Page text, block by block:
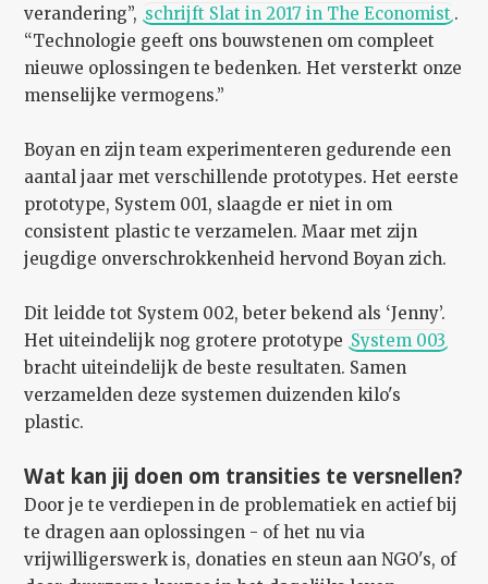
verandering”, schrijft Slat in 2017 in The Economist .
“Technologie geeft ons bouwstenen om compleet
nieuwe oplossingen te bedenken. Het versterkt onze
menselijke vermogens.”
Boyan en zijn team experimenteren gedurende een
aantal jaar met verschillende prototypes. Het eerste
prototype, System 001, slaagde er niet in om
consistent plastic te verzamelen. Maar met zijn
jeugdige onverschrokkenheid hervond Boyan zich.
Dit leidde tot System 002, beter bekend als ‘Jenny’.
Het uiteindelijk nog grotere prototype System 003
bracht uiteindelijk de beste resultaten. Samen
verzamelden deze systemen duizenden kilo's
plastic.
Wat kan jij doen om transities te versnellen?
Door je te verdiepen in de problematiek en actief bij
te dragen aan oplossingen - of het nu via
vrijwilligerswerk is, donaties en steun aan NGO's, of